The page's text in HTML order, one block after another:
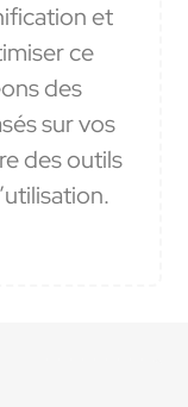
et
ce
des
sur vos
des outils